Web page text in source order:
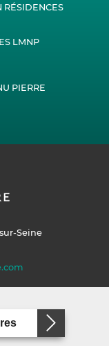
RÉSIDENCES
LMNP
PIERRE
Seine